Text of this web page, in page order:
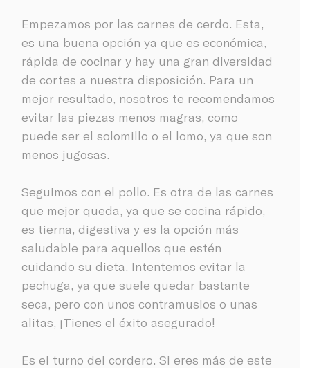
Empezamos por las carnes de cerdo. Esta,
es una buena opción ya que es económica,
rápida de cocinar y hay una gran diversidad
de cortes a nuestra disposición. Para un
mejor resultado, nosotros te recomendamos
evitar las piezas menos magras, como
puede ser el solomillo o el lomo, ya que son
menos jugosas.
Seguimos con el pollo. Es otra de las carnes
que mejor queda, ya que se cocina rápido,
es tierna, digestiva y es la opción más
saludable para aquellos que estén
cuidando su dieta. Intentemos evitar la
pechuga, ya que suele quedar bastante
seca, pero con unos contramuslos o unas
alitas, ¡Tienes el éxito asegurado!
Es el turno del cordero. Si eres más de este